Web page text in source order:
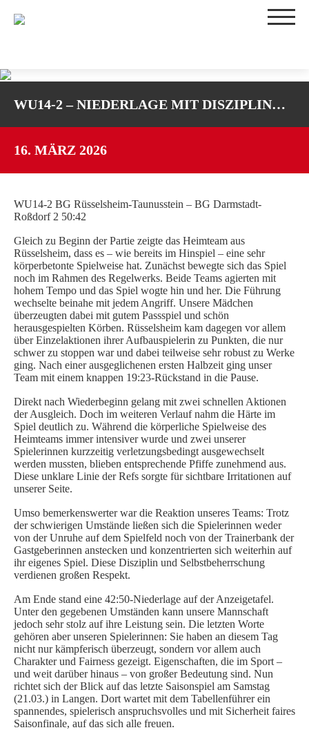
TEAMS
1. DAMEN
2. DAMEN
3. DAMEN
WU14-1
WU14-2
WU12
WU10
TRAININGSZEITEN
SPIELBETRIEB
SPIELORGANISATION
SPIELPLÄNE UND ERGEBNISSE
BGDR-INSIDE
WER WIR SIND…
TRAINER*INNEN
DER VORSTAND
ORTHOPÄDISCHES TEAM
FÖRDERUNG
MITGLIEDSANTRAG
BLOG
SHOP
WU14-2 – NIEDERLAGE MIT DISZIPLIN…
16. MÄRZ 2026
WU14-2 BG Rüsselsheim-Taunusstein – BG Darmstadt-
Roßdorf 2 50:42
Gleich zu Beginn der Partie zeigte das Heimteam aus
Rüsselsheim, dass es – wie bereits im Hinspiel – eine sehr
körperbetonte Spielweise hat. Zunächst bewegte sich das Spiel
noch im Rahmen des Regelwerks. Beide Teams agierten mit
hohem Tempo und das Spiel wogte hin und her. Die Führung
wechselte beinahe mit jedem Angriff. Unsere Mädchen
überzeugten dabei mit gutem Passspiel und schön
herausgespielten Körben. Rüsselsheim kam dagegen vor allem
über Einzelaktionen ihrer Aufbauspielerin zu Punkten, die nur
schwer zu stoppen war und dabei teilweise sehr robust zu Werke
ging. Nach einer ausgeglichenen ersten Halbzeit ging unser
Team mit einem knappen 19:23-Rückstand in die Pause.
Direkt nach Wiederbeginn gelang mit zwei schnellen Aktionen
der Ausgleich. Doch im weiteren Verlauf nahm die Härte im
Spiel deutlich zu. Während die körperliche Spielweise des
Heimteams immer intensiver wurde und zwei unserer
Spielerinnen kurzzeitig verletzungsbedingt ausgewechselt
werden mussten, blieben entsprechende Pfiffe zunehmend aus.
Diese unklare Linie der Refs sorgte für sichtbare Irritationen auf
unserer Seite.
Umso bemerkenswerter war die Reaktion unseres Teams: Trotz
der schwierigen Umstände ließen sich die Spielerinnen weder
von der Unruhe auf dem Spielfeld noch von der Trainerbank der
Gastgeberinnen anstecken und konzentrierten sich weiterhin auf
ihr eigenes Spiel. Diese Disziplin und Selbstbeherrschung
verdienen großen Respekt.
Am Ende stand eine 42:50-Niederlage auf der Anzeigetafel.
Unter den gegebenen Umständen kann unsere Mannschaft
jedoch sehr stolz auf ihre Leistung sein. Die letzten Worte
gehören aber unseren Spielerinnen: Sie haben an diesem Tag
nicht nur kämpferisch überzeugt, sondern vor allem auch
Charakter und Fairness gezeigt. Eigenschaften, die im Sport –
und weit darüber hinaus – von großer Bedeutung sind. Nun
richtet sich der Blick auf das letzte Saisonspiel am Samstag
(21.03.) in Langen. Dort wartet mit dem Tabellenführer ein
spannendes, spielerisch anspruchsvolles und mit Sicherheit faires
Saisonfinale, auf das sich alle freuen.